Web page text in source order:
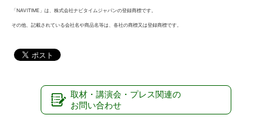
「NAVITIME」は、株式会社ナビタイムジャパンの登録商標です。
その他、記載されている会社名や商品名等は、各社の商標又は登録商標です。
取材・講演会・プレス関連の
お問い合わせ